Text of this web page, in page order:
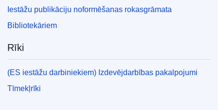
Iestāžu publikāciju noformēšanas rokasgrāmata
Bibliotekāriem
Rīki
(ES iestāžu darbiniekiem) Izdevējdarbības pakalpojumi
Tīmekļrīki